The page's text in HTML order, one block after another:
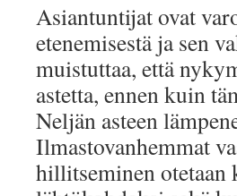
Asiantuntijat ovat
etenemisestä ja sen
muistuttaa, että
astetta, ennen kuin
Neljän asteen
Ilmastovanhemmat
hillitseminen otetaan